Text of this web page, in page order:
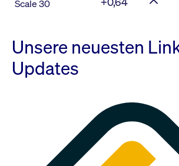
Scale 30
Unsere neuesten
Updates